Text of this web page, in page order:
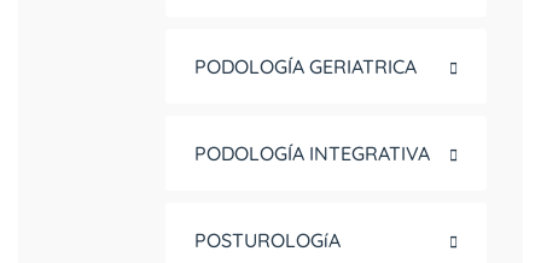
PODOLOGÍA GERIATRICA
PODOLOGÍA INTEGRATIVA
POSTUROLOGíA